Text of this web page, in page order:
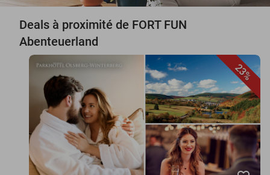
Deals à proximité de FORT FUN
Abenteuerland
23%